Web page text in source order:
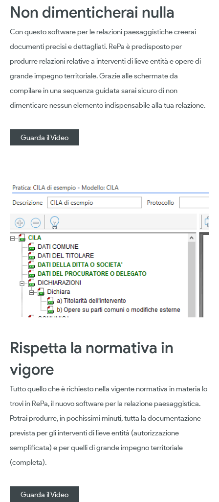
Non dimenticherai nulla
Con questo software per le relazioni paesaggistiche creerai
documenti precisi e dettagliati. RePa è predisposto per
produrre relazioni relative a interventi di lieve entità e opere di
grande impegno territoriale. Grazie alle schermate da
compilare in una sequenza guidata sarai sicuro di non
dimenticare nessun elemento indispensabile alla tua relazione.
Guarda il Video
Rispetta la normativa in
vigore
Tutto quello che è richiesto nella vigente normativa in materia lo
trovi in RePa, il nuovo software per la relazione paesaggistica.
Potrai produrre, in pochissimi minuti, tutta la documentazione
prevista per gli interventi di lieve entità (autorizzazione
semplificata) e per quelli di grande impegno territoriale
(completa).
Guarda il Video